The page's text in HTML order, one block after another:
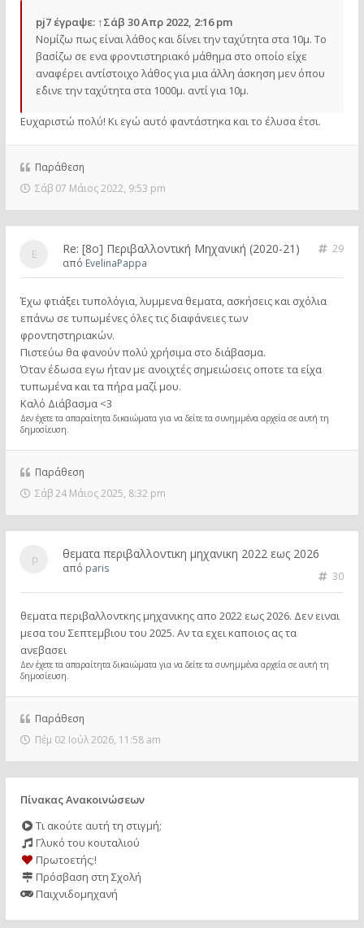
pj7 έγραψε: ↑Σάβ 30 Απρ 2022, 2:16 pm
Νομίζω πως είναι λάθος και δίνει την ταχύτητα στα 10μ. Το
βασίζω σε ενα φροντιστηριακό μάθημα στο οποίο είχε
αναφέρει αντίστοιχο λάθος για μια άλλη άσκηση μεν όπου
ε΄δινε την ταχύτητα στα 1000μ. αντί για 10μ.
Ευχαριστώ πολύ! Κι εγώ αυτό φαντάστηκα και το έλυσα έτσι.
Παράθεση
Σάβ 07 Μάιος 2022, 9:53 pm
Re: [8o] Περιβαλλοντική Μηχανική (2020-21)
29
από EvelinaPappa
Έχω φτιάξει τυπολόγια, λυμμενα θεματα, ασκήσεις και σχόλια
επάνω σε τυπωμένες όλες τις διαφάνειες των
φροντηστηριακών.
Πιστεύω θα φανούν πολύ χρήσιμα στο διάβασμα.
Όταν έδωσα εγω ήταν με ανοιχτές σημειώσεις οποτε τα είχα
τυπωμένα και τα πήρα μαζί μου.
Καλό Διάβασμα <3
Δεν έχετε τα απαραίτητα δικαιώματα για να δείτε τα συνημμένα αρχεία σε αυτή τη
δημοσίευση.
Παράθεση
Σάβ 24 Μάιος 2025, 8:32 pm
θεματα περιβαλλοντικη μηχανικη 2022 εως 2026
30
από paris
θεματα περιβαλλοντκης μηχανικης απο 2022 εως 2026. Δεν ειναι
μεσα του Σεπτεμβιου του 2025. Αν τα εχει καποιος ας τα
ανεβασει
Δεν έχετε τα απαραίτητα δικαιώματα για να δείτε τα συνημμένα αρχεία σε αυτή τη
δημοσίευση.
Παράθεση
Πέμ 02 Ιούλ 2026, 11:58 am
Πίνακας Ανακοινώσεων
Τι ακούτε αυτή τη στιγμή;
Γλυκό του κουταλιού
Πρωτοετής;!
Πρόσβαση στη Σχολή
Παιχνιδομηχανή